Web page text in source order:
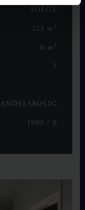
SOLGT
223 m 2
0 m 2
7
ANDELSBOLIG
1903 / 0